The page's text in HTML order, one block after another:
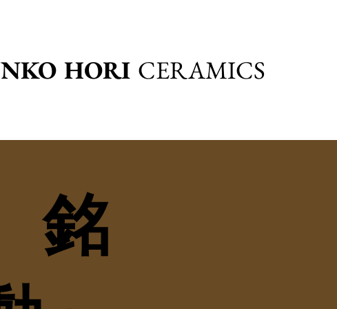
HORI CERAMICS
銘